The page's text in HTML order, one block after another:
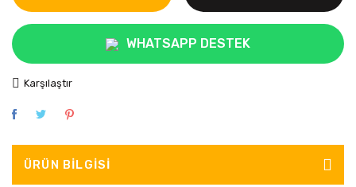
WHATSAPP DESTEK
Karşılaştır
ÜRÜN BILGISI